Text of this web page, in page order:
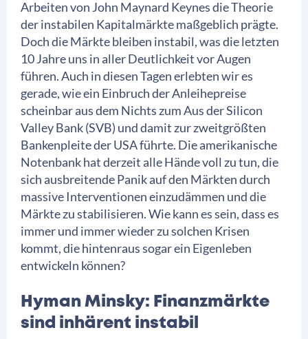
Arbeiten von John Maynard Keynes die Theorie
der instabilen Kapitalmärkte maßgeblich prägte.
Doch die Märkte bleiben instabil, was die letzten
10 Jahre uns in aller Deutlichkeit vor Augen
führen. Auch in diesen Tagen erlebten wir es
gerade, wie ein Einbruch der Anleihepreise
scheinbar aus dem Nichts zum Aus der Silicon
Valley Bank (SVB) und damit zur zweitgrößten
Bankenpleite der USA führte. Die amerikanische
Notenbank hat derzeit alle Hände voll zu tun, die
sich ausbreitende Panik auf den Märkten durch
massive Interventionen einzudämmen und die
Märkte zu stabilisieren. Wie kann es sein, dass es
immer und immer wieder zu solchen Krisen
kommt, die hintenraus sogar ein Eigenleben
entwickeln können?
Hyman Minsky: Finanzmärkte
sind inhärent instabil